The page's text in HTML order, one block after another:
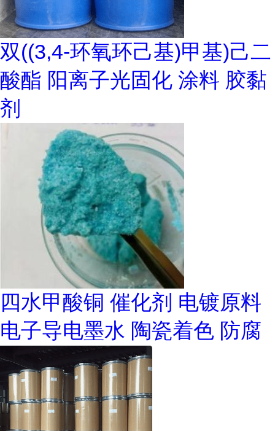
双((3,4-环氧环己基)甲基)己二
酸酯 阳离子光固化 涂料 胶黏
剂
四水甲酸铜 催化剂 电镀原料
电子导电墨水 陶瓷着色 防腐